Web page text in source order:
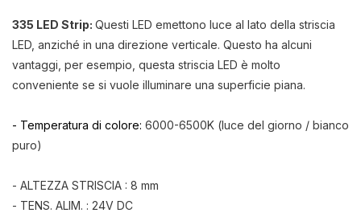
335 LED Strip: Questi LED emettono luce al lato della striscia
LED, anziché in una direzione verticale. Questo ha alcuni
vantaggi, per esempio, questa striscia LED è molto
conveniente se si vuole illuminare una superficie piana.
- Temperatura di colore: 6000-6500K (luce del giorno / bianco
puro)
- ALTEZZA STRISCIA : 8 mm
- TENS. ALIM. : 24V DC